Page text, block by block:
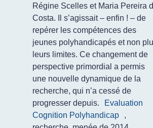
Régine Scelles et Maria Pereira
Costa.
Il s’agissait – enfin ! – de
repérer les compétences des
jeunes polyhandicapés et non
leurs limites. Ce changement de
perspective primordial a permis
une nouvelle dynamique de la
recherche, qui n’a cessé de
progresser depuis.
Evaluation
Cognition Polyhandicap
,